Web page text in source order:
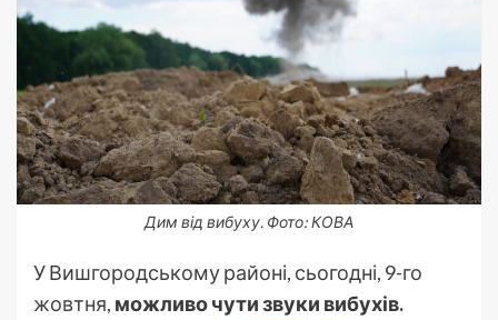
Дим від вибуху. Фото: КОВА
У Вишгородському районі, сьогодні, 9-го
жовтня, можливо чути звуки вибухів.